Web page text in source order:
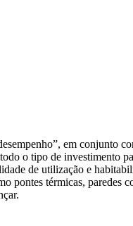
em conjunto
o tipo de investimento
de utilização e
pontes térmicas, paredes